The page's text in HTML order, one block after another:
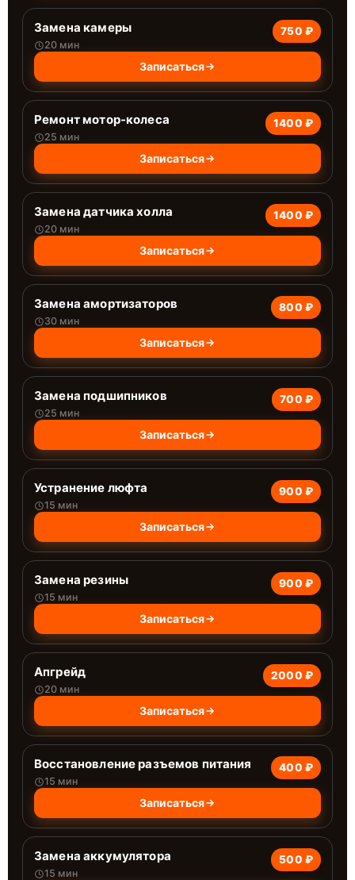
Замена камеры
20 мин
750 ₽
Записаться
Ремонт мотор-колеса
25 мин
1400 ₽
Записаться
Замена датчика холла
20 мин
1400 ₽
Записаться
Замена амортизаторов
30 мин
800 ₽
Записаться
Замена подшипников
25 мин
700 ₽
Записаться
Устранение люфта
15 мин
900 ₽
Записаться
Замена резины
15 мин
900 ₽
Записаться
Апгрейд
20 мин
2000 ₽
Записаться
Восстановление разъемов питания
15 мин
400 ₽
Записаться
Замена аккумулятора
15 мин
500 ₽